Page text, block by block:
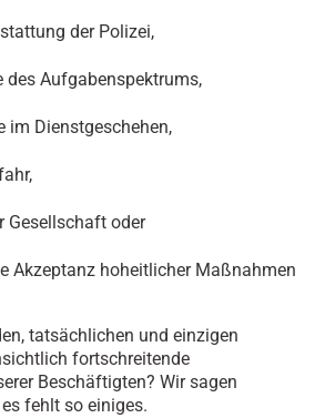
der Polizei,
des Aufgabenspektrums,
im Dienstgeschehen,
Gesellschaft oder
Akzeptanz hoheitlicher Maßnahmen
tatsächlichen und einzigen
fortschreitende
Beschäftigten? Wir sagen
fehlt so einiges.